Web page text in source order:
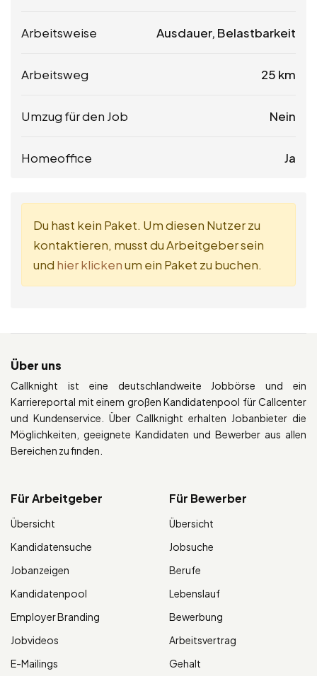
Arbeitsweise Ausdauer, Belastbarkeit
Arbeitsweg 25 km
Umzug für den Job Nein
Homeoffice Ja
Du hast kein Paket. Um diesen Nutzer zu
kontaktieren, musst du Arbeitgeber sein
und hier klickenum ein Paket zu buchen.
Über uns
Callknight ist eine deutschlandweite Jobbörse und ein
Karriereportal mit einem großen Kandidatenpool für Callcenter
und Kundenservice. Über Callknight erhalten Jobanbieter die
Möglichkeiten, geeignete Kandidaten und Bewerber aus allen
Bereichen zu finden.
Für Arbeitgeber
Übersicht
Kandidatensuche
Jobanzeigen
Kandidatenpool
Employer Branding
Jobvideos
E-Mailings
Für Bewerber
Übersicht
Jobsuche
Berufe
Lebenslauf
Bewerbung
Arbeitsvertrag
Gehalt